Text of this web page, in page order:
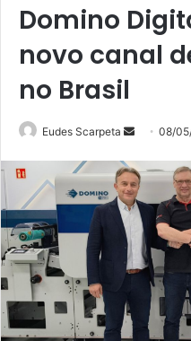
Domino
novo canal
no Brasil
Eudes Scarpeta
Mande
e-
mail
08/